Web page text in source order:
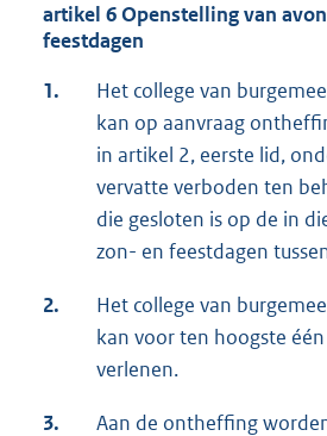
artikel 6 Openstelling van
feestdagen
1.
Het college van
kan op aanvraag
in artikel 2, eerste lid,
vervatte verboden ten
die gesloten is op de in
zon- en feestdagen
2.
Het college van
kan voor ten hoogste
verlenen.
3. Aan de ontheffing